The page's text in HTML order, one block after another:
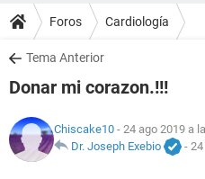
FOROS
SALUD
NUTRICIÓN
Foros Cardiología
Tema Anterior
Donar mi corazon.!!!
Chiscake10 - 24 ago 2019 a
Dr. Joseph Exebio
- 24